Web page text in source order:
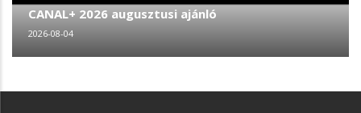
CANAL+ 2026 augusztusi ajánló
2026-08-04